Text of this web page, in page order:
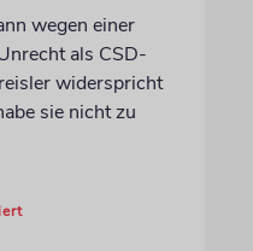
wegen einer
als CSD-
widerspricht
sie nicht zu